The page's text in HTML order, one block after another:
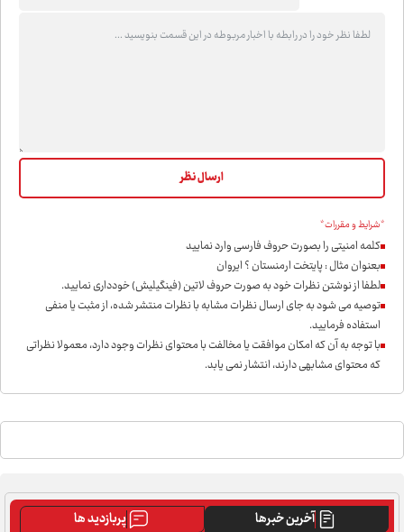
*شرایط و مقررات*
کلمه امنیتی را بصورت حروف فارسی وارد نمایید
بعنوان مثال : پایتخت ارمنستان ؟ ایروان
لطفا از نوشتن نظرات خود به صورت حروف لاتین (فینگیلیش) خودداری نمايید.
توصیه می شود به جای ارسال نظرات مشابه با نظرات منتشر شده، از مثبت یا منفی
استفاده فرمایید.
با توجه به آن که امکان موافقت یا مخالفت با محتوای نظرات وجود دارد، معمولا نظراتی
که محتوای مشابهی دارند، انتشار نمی یابد.
آخرین خبرها
پربازدید ها